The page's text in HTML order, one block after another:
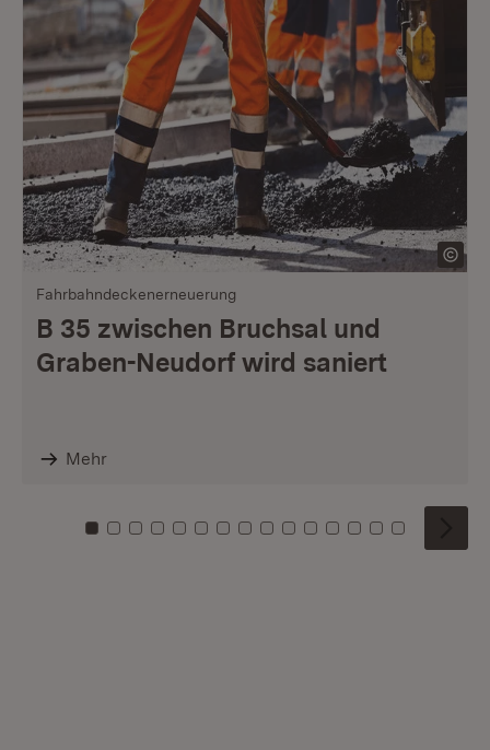
Fahrbahndeckenerneuerung
B 35 zwischen Bruchsal und
Graben-Neudorf wird saniert
Mehr
Zu Kachel: 0
Zu Kachel: 1
Zu Kachel: 2
Zu Kachel: 3
Zu Kachel: 4
Zu Kachel: 5
Zu Kachel: 6
Zu Kachel: 7
Zu Kachel: 8
Zu Kachel: 9
Zu Kachel: 10
Zu Kachel: 11
Zu Kachel: 12
Zu Kachel:
Zu